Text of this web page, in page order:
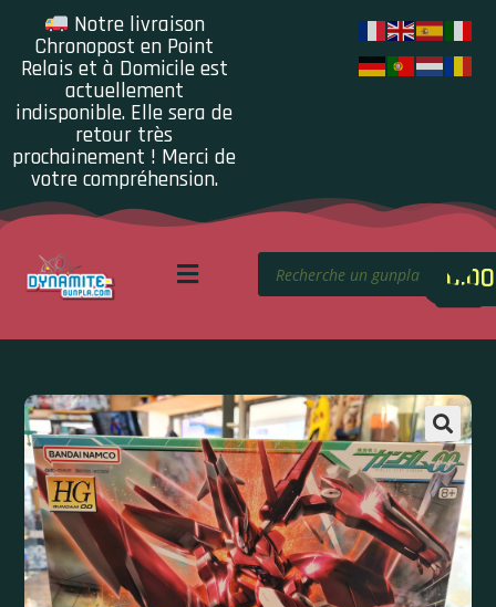
Notre livraison
Chronopost en Point
Relais et à Domicile est
actuellement
indisponible. Elle sera de
retour très
prochainement ! Merci de
votre compréhension.
0.00